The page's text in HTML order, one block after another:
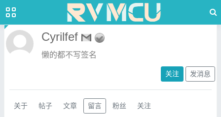
Cyrilfef
懒的都不写签名
关注 发消息
关于 帖子 文章 留言 粉丝 关注